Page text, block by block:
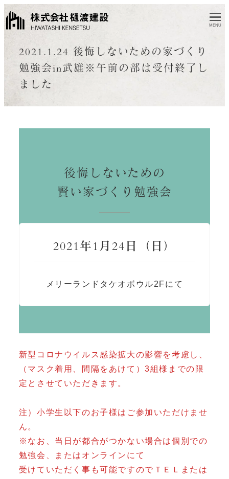
MENU
2021.1.24 後悔しないための家づくり
勉強会in武雄※午前の部は受付終了し
ました
後悔しないための
賢い家づくり勉強会
2021年1月24日（日）
メリーランドタケオボウル2Fにて
新型コロナウイルス感染拡大の影響を考慮し、
（マスク着用、間隔をあけて）3組様までの限
定とさせていただきます。
注）小学生以下のお子様はご参加いただけませ
ん。
※なお、当日が都合がつかない場合は個別での
勉強会、またはオンラインにて
受けていただく事も可能ですのでＴＥＬまたは